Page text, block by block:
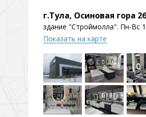
Душевые
3 категории
Двери и перегородки
г.Тула, Осиновая гора
здание "Строймолла". Пн-Вс
Показать на карте